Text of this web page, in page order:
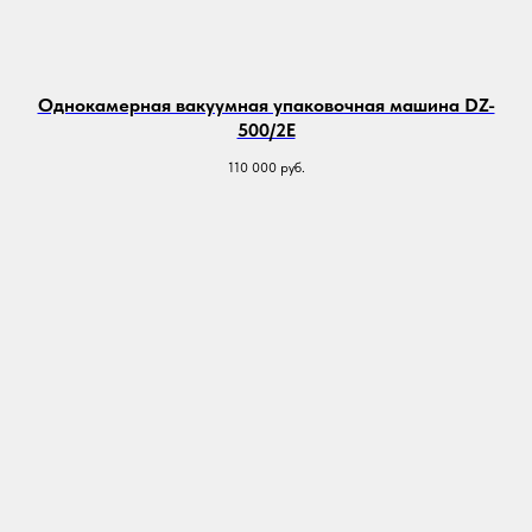
Однокамерная вакуумная упаковочная машина DZ-
500/2E
110 000 руб.